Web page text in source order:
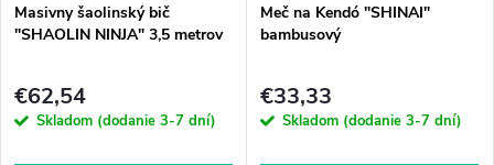
Masivny šaolinský bič
"SHAOLIN NINJA" 3,5 metrov
€62,54
Skladom (dodanie 3-7 dní)
Meč na Kendó "SHINAI"
bambusový
€33,33
Skladom (dodanie 3-7 dní)